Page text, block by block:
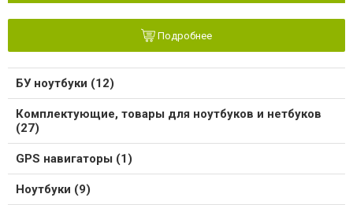
Подробнее
БУ ноутбуки (12)
Комплектующие, товары для ноутбуков и нетбуков
(27)
GPS навигаторы (1)
Ноутбуки (9)